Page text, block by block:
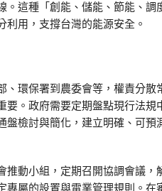
這種「創能、儲能、節能、調
用，支撐台灣的能源安全。
環保署到農委會等，權責分散
。政府需要定期盤點現行法規
檢討與簡化，建立明確、可預
動小組，定期召開協調會議，
屬的設置與電業管理規則。在